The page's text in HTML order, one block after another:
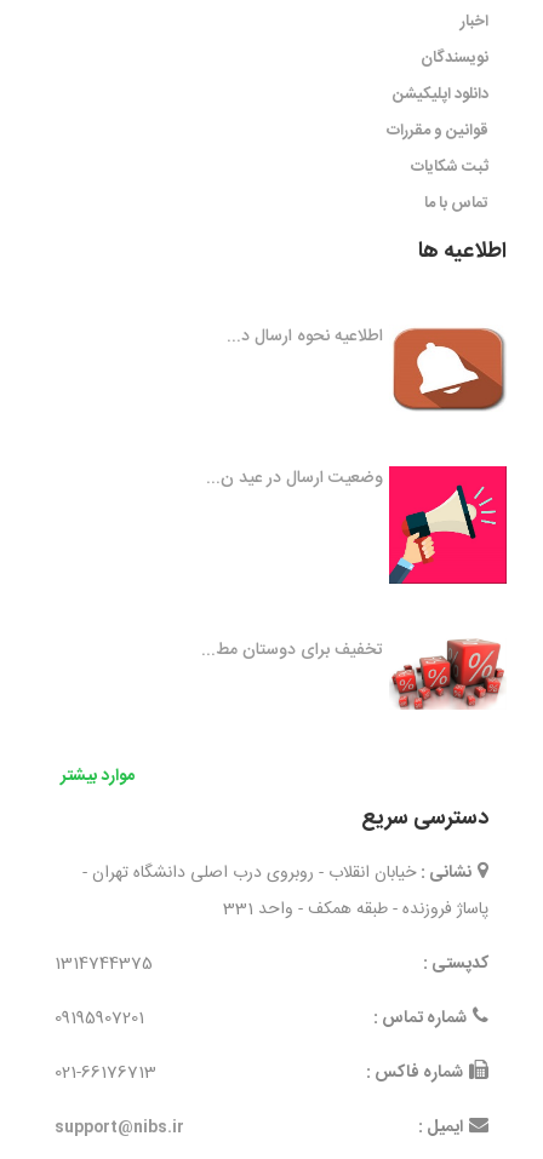
اخبار
نویسندگان
دانلود اپلیکیشن
قوانین و مقررات
ثبت شکایات
تماس با ما
اطلاعیه ها
اطلاعیه نحوه ارسال د...
وضعیت ارسال در عید ن...
تخفیف برای دوستان مط...
موارد بیشتر
دسترسی سریع
نشانی : خیابان انقلاب - روبروی درب اصلی دانشگاه تهران -
پاساژ فروزنده - طبقه همکف - واحد 331
کدپستی :
1314744375
شماره تماس :
09195907201
شماره فاکس :
021-66176713
ایمیل :
support@nibs.ir